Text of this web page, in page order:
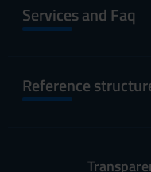
Services and Faq
Reference